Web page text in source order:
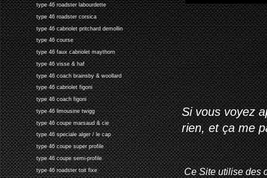
type 46 roadster labourdette
type 46 roadster corsica
type 46 cabriolet pritchard demollin
type 46 course
type 46 faux cabriolet maythorn
type 46 visse & haf
type 46 coach brainsby & woollard
type 46 cabriolet figoni
type 46 coach figoni
type 46 limousine twigg
type 46 coupe marsaud & cie
type 46 speciale alger / le cap
type 46 coupe super profile
type 46 coupe semi-profile
type 46 roadster toit fixe
Si vous voyez
rien, et ça me
Ce Site utilise des